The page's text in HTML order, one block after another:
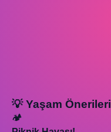
💡 Yaşam Önerileri
🏕️